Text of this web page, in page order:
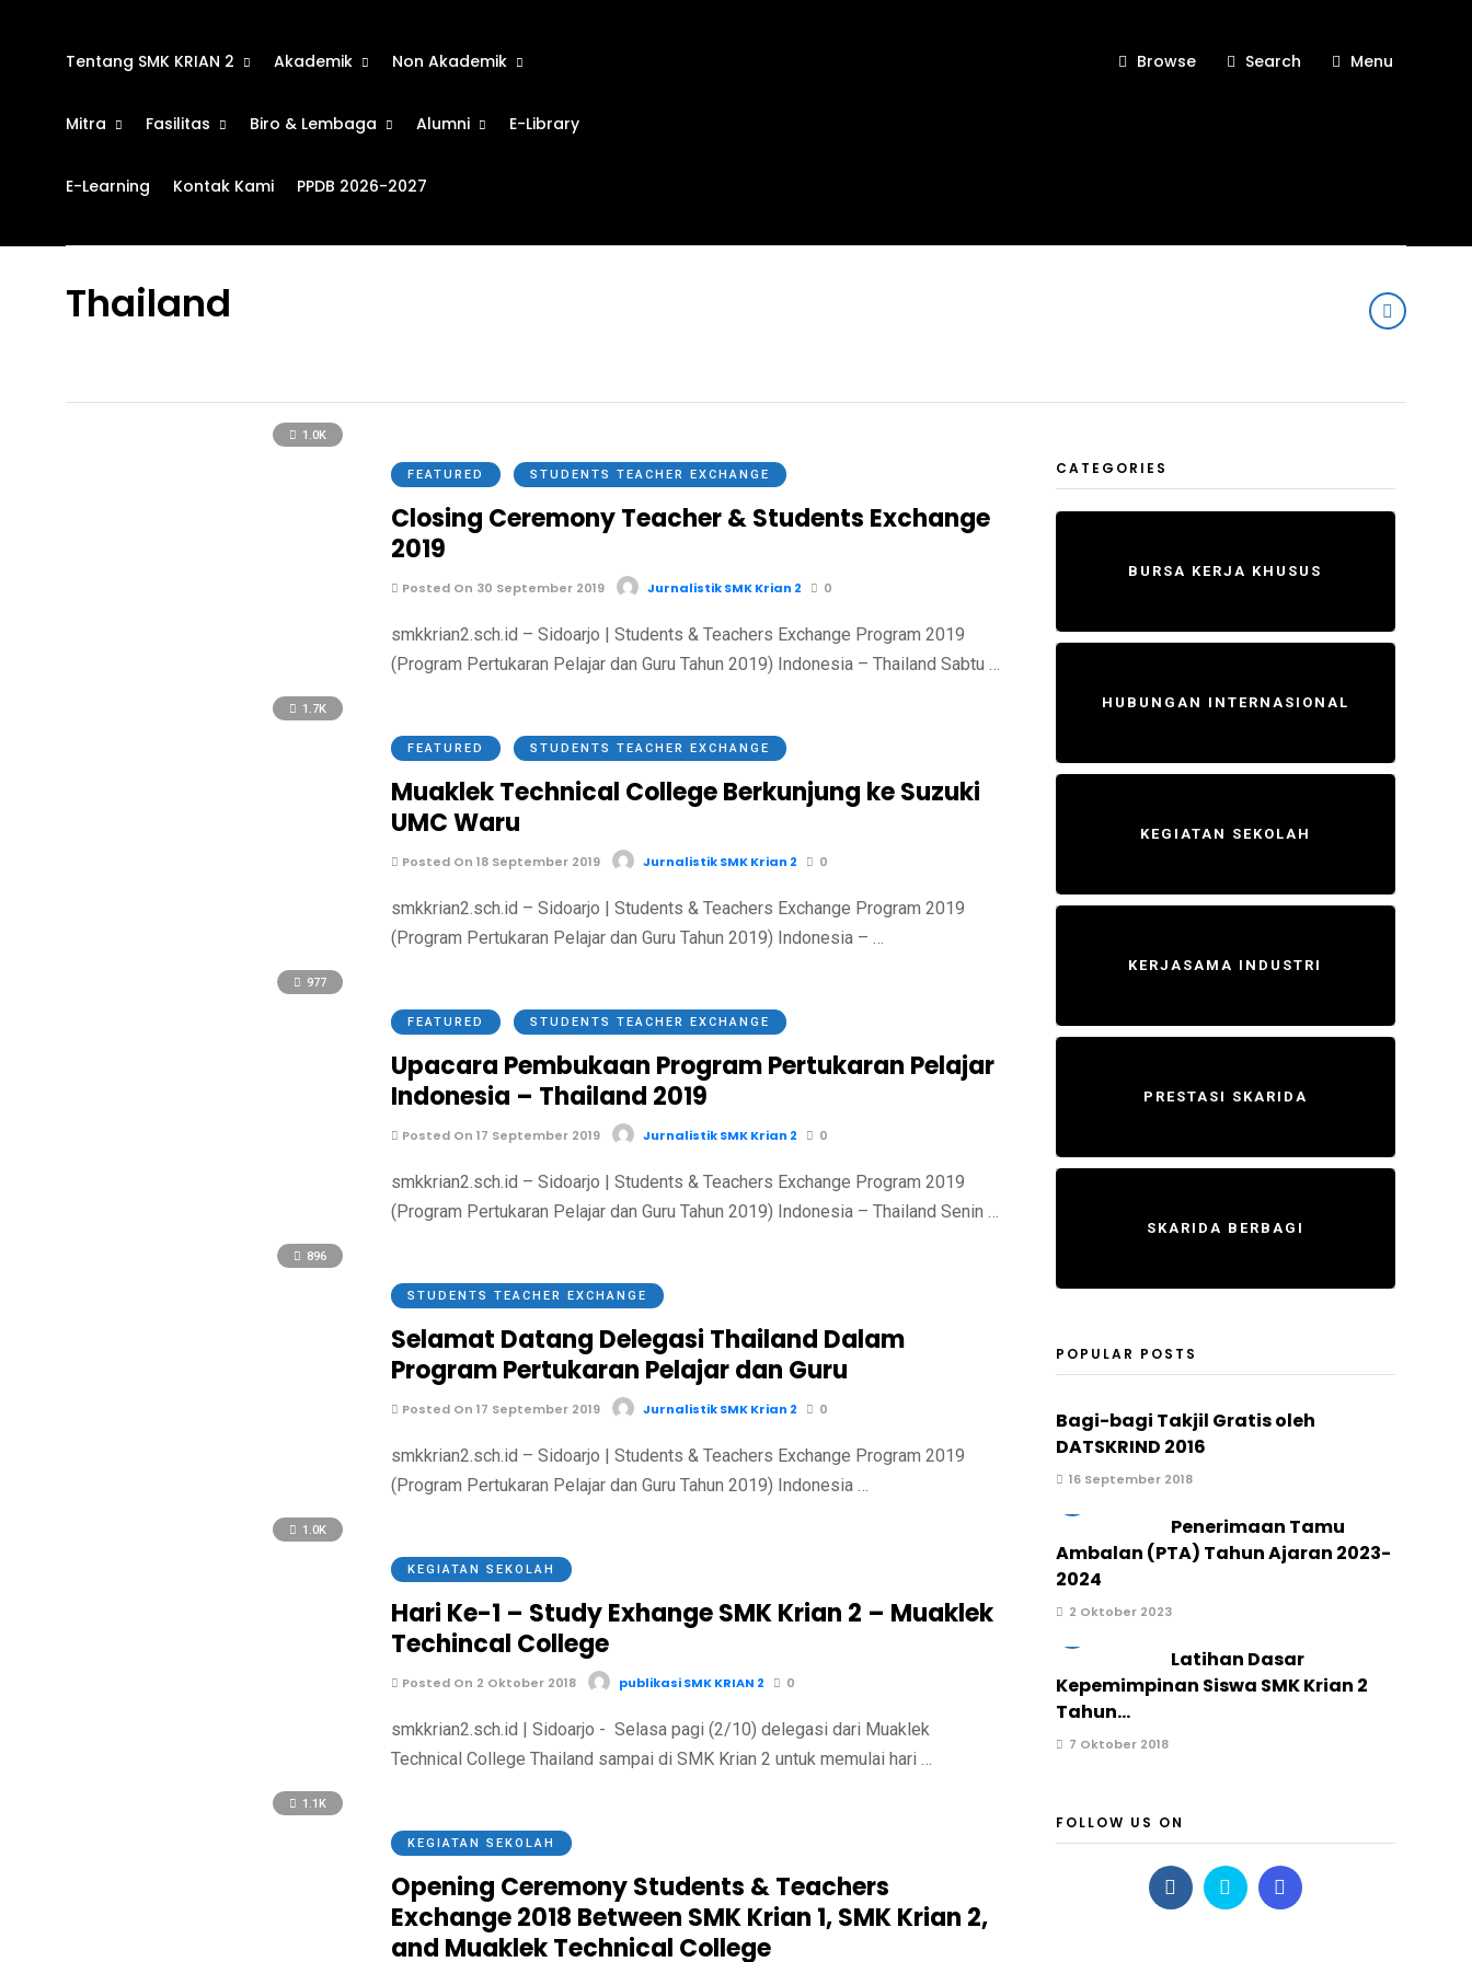
Tentang SMK KRIAN 2 Akademik Non Akademik
Mitra Fasilitas Biro & Lembaga Alumni E-Library
E-Learning Kontak Kami PPDB 2026-2027
Browse Search Menu
Thailand
1.0K
FEATURED STUDENTS TEACHER EXCHANGE
Closing Ceremony Teacher & Students Exchange
2019
Posted On 30 September 2019 Jurnalistik SMK Krian 2 0
smkkrian2.sch.id – Sidoarjo | Students & Teachers Exchange Program 2019
(Program Pertukaran Pelajar dan Guru Tahun 2019) Indonesia – Thailand Sabtu …
1.7K
FEATURED STUDENTS TEACHER EXCHANGE
Muaklek Technical College Berkunjung ke Suzuki
UMC Waru
Posted On 18 September 2019 Jurnalistik SMK Krian 2 0
smkkrian2.sch.id – Sidoarjo | Students & Teachers Exchange Program 2019
(Program Pertukaran Pelajar dan Guru Tahun 2019) Indonesia – …
977
FEATURED STUDENTS TEACHER EXCHANGE
Upacara Pembukaan Program Pertukaran Pelajar
Indonesia – Thailand 2019
Posted On 17 September 2019 Jurnalistik SMK Krian 2 0
smkkrian2.sch.id – Sidoarjo | Students & Teachers Exchange Program 2019
(Program Pertukaran Pelajar dan Guru Tahun 2019) Indonesia – Thailand Senin …
896
STUDENTS TEACHER EXCHANGE
Selamat Datang Delegasi Thailand Dalam
Program Pertukaran Pelajar dan Guru
Posted On 17 September 2019 Jurnalistik SMK Krian 2 0
smkkrian2.sch.id – Sidoarjo | Students & Teachers Exchange Program 2019
(Program Pertukaran Pelajar dan Guru Tahun 2019) Indonesia …
1.0K
KEGIATAN SEKOLAH
Hari Ke-1 – Study Exhange SMK Krian 2 – Muaklek
Techincal College
Posted On 2 Oktober 2018 publikasi SMK KRIAN 2 0
smkkrian2.sch.id | Sidoarjo - Selasa pagi (2/10) delegasi dari Muaklek
Technical College Thailand sampai di SMK Krian 2 untuk memulai hari …
1.1K
KEGIATAN SEKOLAH
Opening Ceremony Students & Teachers
Exchange 2018 Between SMK Krian 1, SMK Krian 2,
and Muaklek Technical College
CATEGORIES
BURSA KERJA KHUSUS
HUBUNGAN INTERNASIONAL
KEGIATAN SEKOLAH
KERJASAMA INDUSTRI
PRESTASI SKARIDA
SKARIDA BERBAGI
POPULAR POSTS
Bagi-bagi Takjil Gratis oleh
DATSKRIND 2016
16 September 2018
Penerimaan Tamu
Ambalan (PTA) Tahun Ajaran 2023-
2024
2 Oktober 2023
Latihan Dasar
Kepemimpinan Siswa SMK Krian 2
Tahun...
7 Oktober 2018
FOLLOW US ON